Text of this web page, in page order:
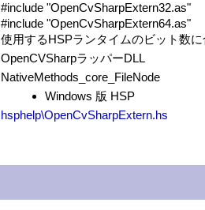
#include "OpenCvSharpExtern32.as"
#include "OpenCvSharpExtern64.as"
使用するHSPランタイムのビット数
OpenCVSharpラッパーDLL
NativeMethods_core_FileNode
Windows 版 HSP
hsphelp\OpenCvSharpExtern.hs